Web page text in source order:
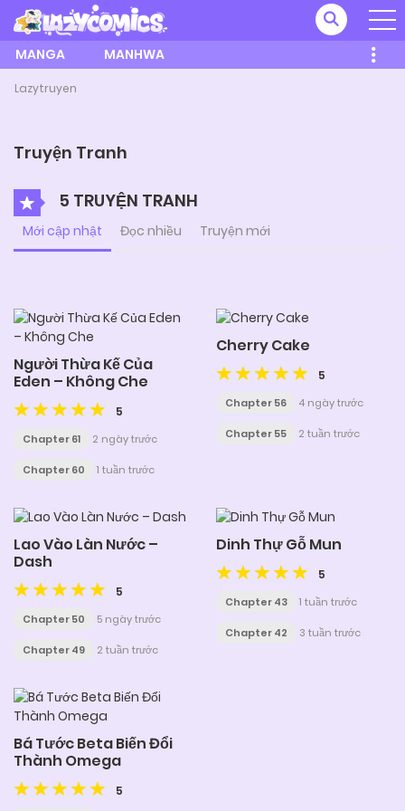
MANGA MANHWA
Lazytruyen
Truyện Tranh
5 TRUYỆN TRANH
Mới cập nhật Đọc nhiều Truyện mới
Người Thừa Kế Của
Eden – Không Che
5
Chapter 61 2 ngày trước
Chapter 60 1 tuần trước
Cherry Cake
5
Chapter 56 4 ngày trước
Chapter 55 2 tuần trước
Lao Vào Làn Nước –
Dash
5
Chapter 50 5 ngày trước
Chapter 49 2 tuần trước
Dinh Thự Gỗ Mun
5
Chapter 43 1 tuần trước
Chapter 42 3 tuần trước
Bá Tước Beta Biến Đổi
Thành Omega
5